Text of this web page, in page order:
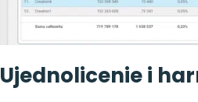
Ujednolicenie i